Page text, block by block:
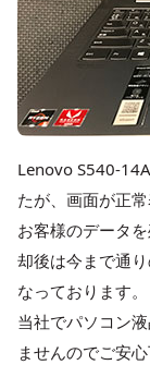
Lenovo S540-
たが、画面が正
お客様のデータ
却後は今まで通
なっております。
当社でパソコン
ませんのでご安心